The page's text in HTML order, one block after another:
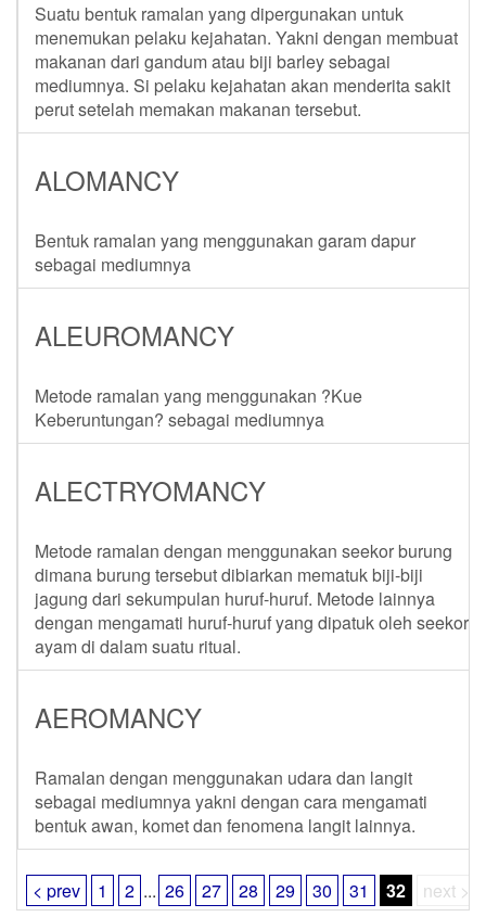
Suatu bentuk ramalan yang dipergunakan untuk
menemukan pelaku kejahatan. Yakni dengan membuat
makanan dari gandum atau biji barley sebagai
mediumnya. Si pelaku kejahatan akan menderita sakit
perut setelah memakan makanan tersebut.
ALOMANCY
Bentuk ramalan yang menggunakan garam dapur
sebagai mediumnya
ALEUROMANCY
Metode ramalan yang menggunakan ?Kue
Keberuntungan? sebagai mediumnya
ALECTRYOMANCY
Metode ramalan dengan menggunakan seekor burung
dimana burung tersebut dibiarkan mematuk biji-biji
jagung dari sekumpulan huruf-huruf. Metode lainnya
dengan mengamati huruf-huruf yang dipatuk oleh seekor
ayam di dalam suatu ritual.
AEROMANCY
Ramalan dengan menggunakan udara dan langit
sebagai mediumnya yakni dengan cara mengamati
bentuk awan, komet dan fenomena langit lainnya.
< prev 1 2 ... 26 27 28 29 30 31 32 next >